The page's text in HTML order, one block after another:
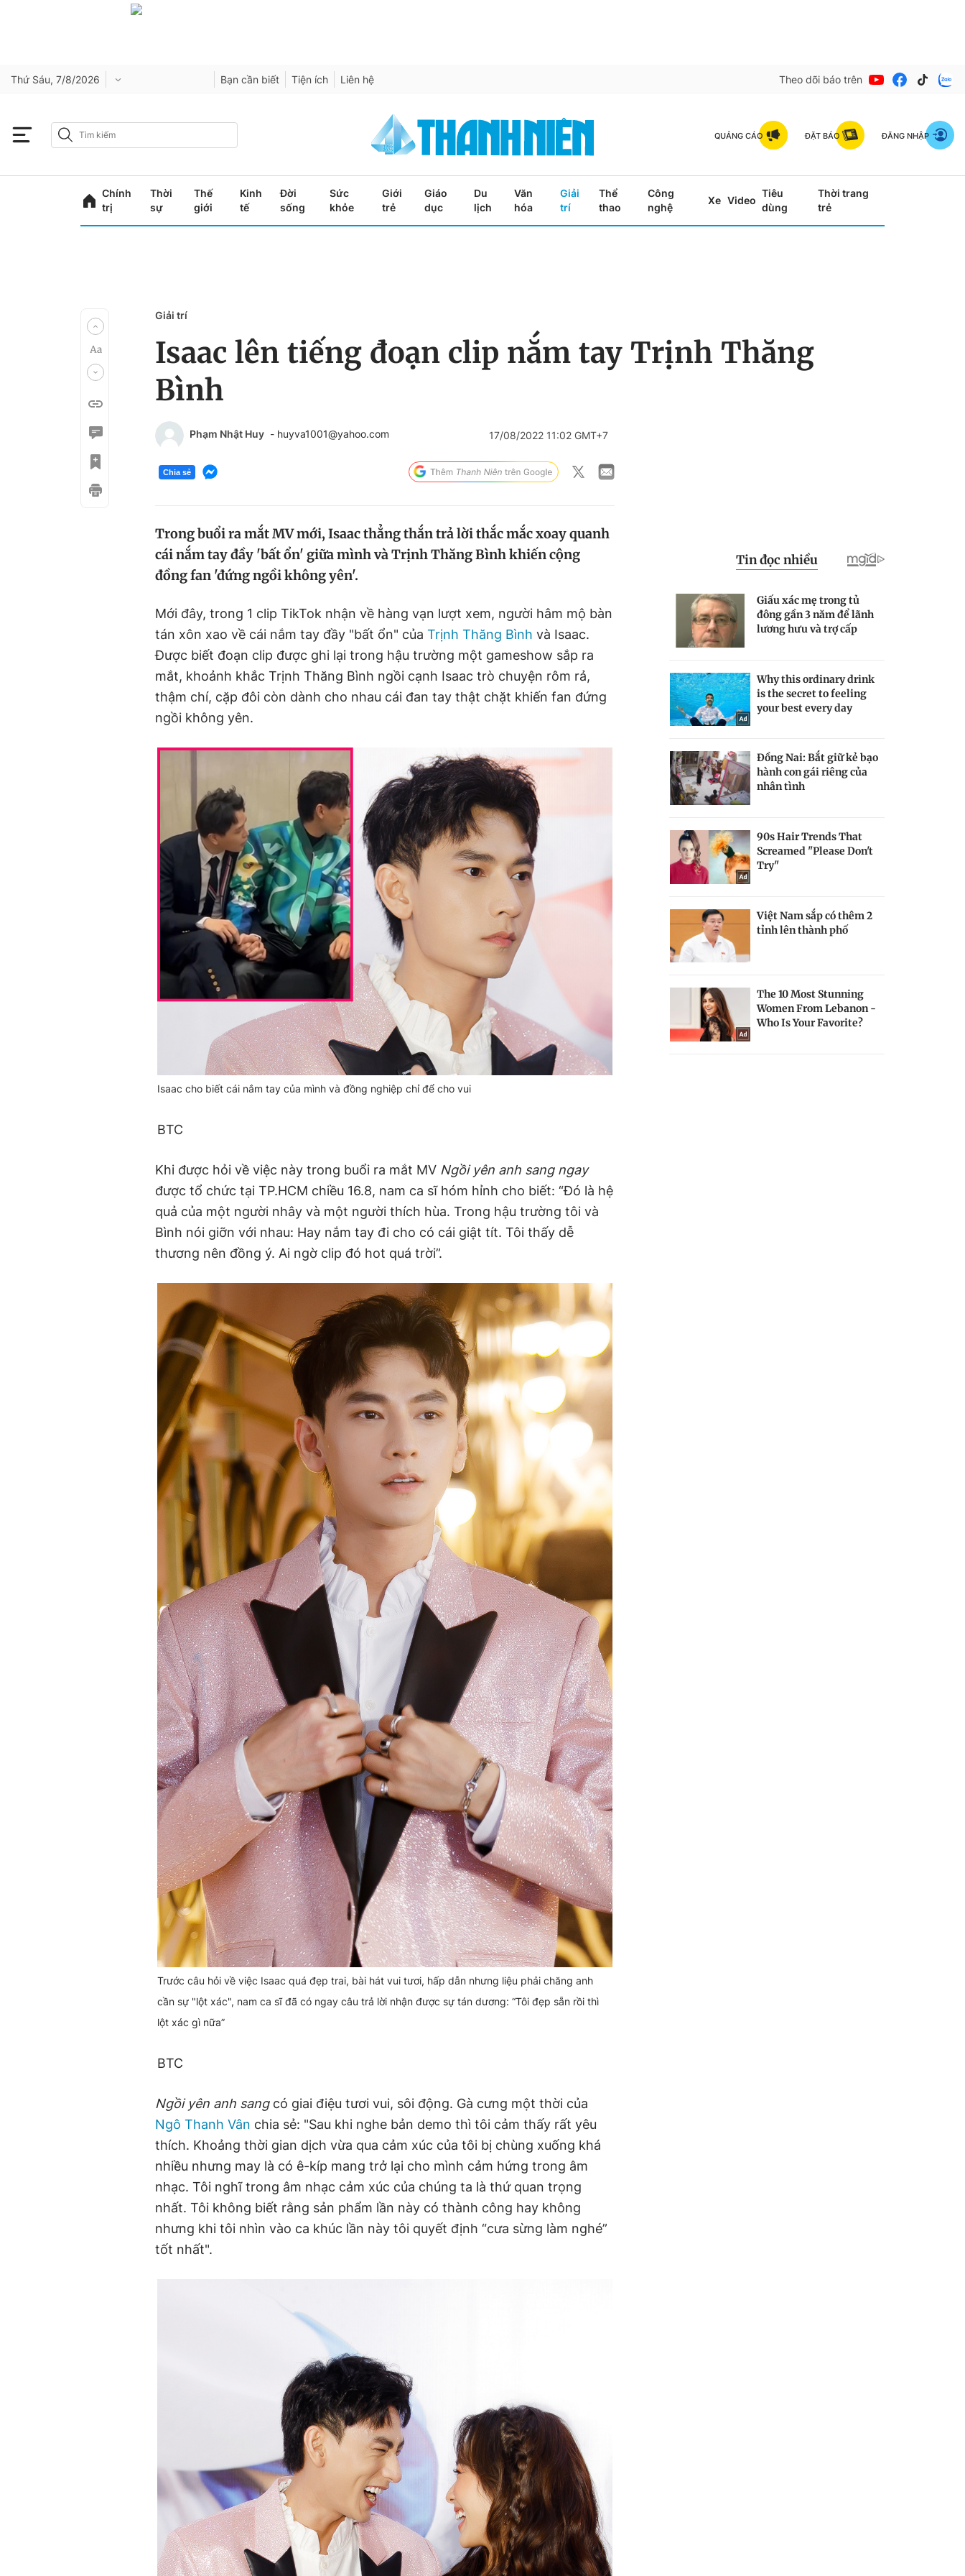
Thứ Sáu, 7/8/2026 Bạn cần biết Tiện ích Liên hệ Theo dõi báo trên
QUẢNG CÁO ĐẶT BÁO ĐĂNG NHẬP
Chính
trị
Thời
sự
Thế
giới
Kinh
tế
Đời
sống
Sức
khỏe
Giới
trẻ
Giáo
dục
Du
lịch
Văn
hóa
Giải
trí
Thể
thao
Công
nghệ
Xe Video
Tiêu
dùng
Thời trang
trẻ
Giải trí
Isaac lên tiếng đoạn clip nắm tay Trịnh Thăng
Bình
Phạm Nhật Huy - huyva1001@yahoo.com 17/08/2022 11:02 GMT+7
Chia sẻ
Trong buổi ra mắt MV mới, Isaac thẳng thắn trả lời thắc mắc xoay quanh
cái nắm tay đầy 'bất ổn' giữa mình và Trịnh Thăng Bình khiến cộng
đồng fan 'đứng ngồi không yên'.
Mới đây, trong 1 clip TikTok nhận về hàng vạn lượt xem, người hâm mộ bàn
tán xôn xao về cái nắm tay đầy "bất ổn" của Trịnh Thăng Bình và Isaac.
Được biết đoạn clip được ghi lại trong hậu trường một gameshow sắp ra
mắt, khoảnh khắc Trịnh Thăng Bình ngồi cạnh Isaac trò chuyện rôm rả,
thậm chí, cặp đôi còn dành cho nhau cái đan tay thật chặt khiến fan đứng
ngồi không yên.
Isaac cho biết cái nắm tay của mình và đồng nghiệp chỉ để cho vui
BTC
Khi được hỏi về việc này trong buổi ra mắt MV Ngồi yên anh sang ngay
được tổ chức tại TP.HCM chiều 16.8, nam ca sĩ hóm hỉnh cho biết: “Đó là hệ
quả của một người nhây và một người thích hùa. Trong hậu trường tôi và
Bình nói giỡn với nhau: Hay nắm tay đi cho có cái giật tít. Tôi thấy dễ
thương nên đồng ý. Ai ngờ clip đó hot quá trời”.
Trước câu hỏi về việc Isaac quá đẹp trai, bài hát vui tươi, hấp dẫn nhưng liệu phải chăng anh
cần sự "lột xác", nam ca sĩ đã có ngay câu trả lời nhận được sự tán dương: “Tôi đẹp sẵn rồi thì
lột xác gì nữa”
BTC
Ngồi yên anh sangcó giai điệu tươi vui, sôi động. Gà cưng một thời của
Ngô Thanh Vân chia sẻ: "Sau khi nghe bản demo thì tôi cảm thấy rất yêu
thích. Khoảng thời gian dịch vừa qua cảm xúc của tôi bị chùng xuống khá
nhiều nhưng may là có ê-kíp mang trở lại cho mình cảm hứng trong âm
nhạc. Tôi nghĩ trong âm nhạc cảm xúc của chúng ta là thứ quan trọng
nhất. Tôi không biết rằng sản phẩm lần này có thành công hay không
nhưng khi tôi nhìn vào ca khúc lần này tôi quyết định “cưa sừng làm nghé”
tốt nhất".